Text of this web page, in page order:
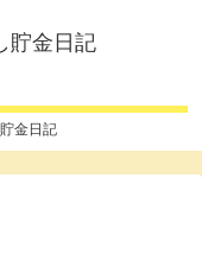
貯金日記
金日記